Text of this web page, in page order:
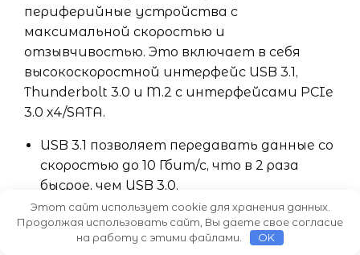
периферийные устройства с
максимальной скоростью и
отзывчивостью. Это включает в себя
высокоскоростной интерфейс USB 3.1,
Thunderbolt 3.0 и M.2 с интерфейсами PCIe
3.0 x4/SATA.
USB 3.1 позволяет передавать данные со
скоростью до 10 Гбит/с, что в 2 раза
бысрое, чем USB 3.0.
Thunderbolt 3.0 обеспечивает передачу
данных со скоростью до 40 Гбит/с и
поддержку до 6 устройств
Этот сайт использует cookie для хранения данных.
Продолжая использовать сайт, Вы даете свое согласие
на работу с этими файлами.
OK